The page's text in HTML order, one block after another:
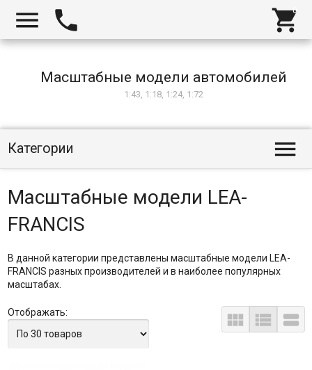
  
Масштабные модели автомобилей
1:43, 1:18, 1:24, 1:72
Категории 
Масштабные модели LEA-
FRANCIS
В данной категории представлены масштабные модели LEA-
FRANCIS разных производителей и в наиболее популярных
масштабах.
Отображать:   